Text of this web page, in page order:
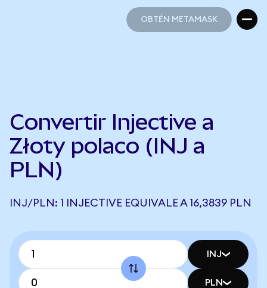
OBTÉN METAMASK
Convertir Injective a
Złoty polaco (INJ a
PLN)
INJ/PLN: 1 INJECTIVE EQUIVALE A 16,3839 PLN
INJ
PLN